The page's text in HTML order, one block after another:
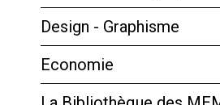
Design - Graphisme
Economie